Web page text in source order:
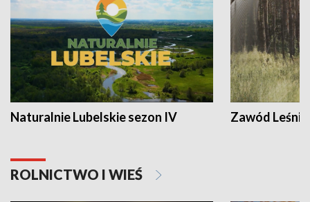
Naturalnie Lubelskie sezon IV Zawód Leśnik
ROLNICTWO I WIEŚ